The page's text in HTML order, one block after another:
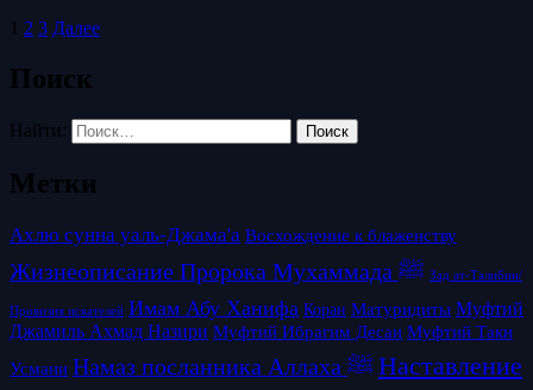
1 2 3 Далее
Поиск
Найти:
Метки
Ахлю сунна уаль-Джама'а Восхождение к блаженству
Жизнеописание Пророка Мухаммада ﷺ Зад ат-Талибин/
Провизия искателей Имам Абу Ханифа Коран Матуридиты Муфтий
Джамиль Ахмад Назири Муфтий Ибрагим Десаи Муфтий Таки
Усмани
Намаз посланника Аллаха ﷺ Наставление